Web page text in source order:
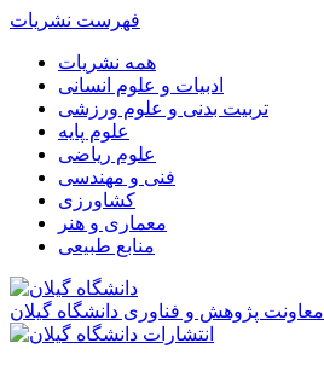
فهرست نشریات
همه نشریات
ادبیات و علوم انسانی
تربیت بدنی و علوم ورزشی
علوم پایه
علوم ریاضی
فنی و مهندسی
کشاورزی
معماری و هنر
منابع طبیعی
معاونت پژوهش و فناوری دانشگاه گیلان